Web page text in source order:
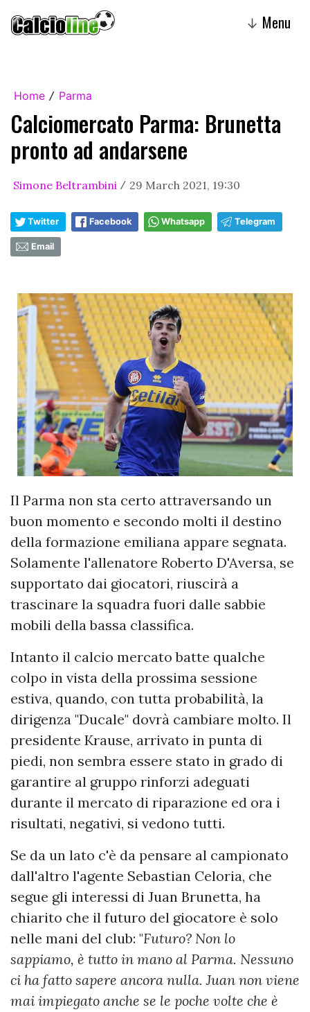
↓ Menu
Home / Parma
Calciomercato Parma: Brunetta
pronto ad andarsene
Simone Beltrambini / 29 March 2021, 19:30
Twitter Facebook Whatsapp Telegram
Email
Il Parma non sta certo attraversando un
buon momento e secondo molti il destino
della formazione emiliana appare segnata.
Solamente l'allenatore Roberto D'Aversa, se
supportato dai giocatori, riuscirà a
trascinare la squadra fuori dalle sabbie
mobili della bassa classifica.
Intanto il calcio mercato batte qualche
colpo in vista della prossima sessione
estiva, quando, con tutta probabilità, la
dirigenza "Ducale" dovrà cambiare molto. Il
presidente Krause, arrivato in punta di
piedi, non sembra essere stato in grado di
garantire al gruppo rinforzi adeguati
durante il mercato di riparazione ed ora i
risultati, negativi, si vedono tutti.
Se da un lato c'è da pensare al campionato
dall'altro l'agente Sebastian Celoria, che
segue gli interessi di Juan Brunetta, ha
chiarito che il futuro del giocatore è solo
nelle mani del club: "Futuro? Non lo
sappiamo, è tutto in mano al Parma. Nessuno
ci ha fatto sapere ancora nulla. Juan non viene
mai impiegato anche se le poche volte che è